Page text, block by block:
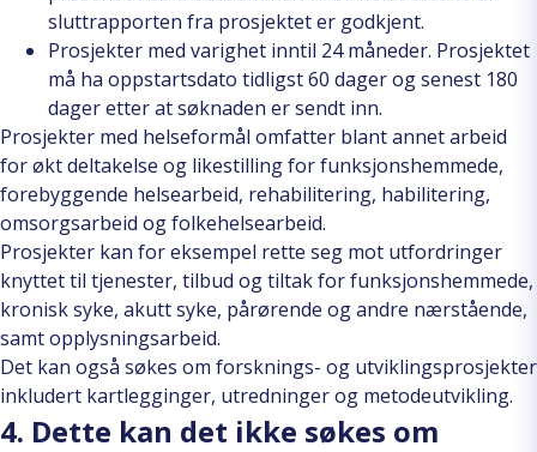
sluttrapporten fra prosjektet er godkjent.
Prosjekter med varighet inntil 24 måneder. Prosjektet
må ha oppstartsdato tidligst 60 dager og senest 180
dager etter at søknaden er sendt inn.
Prosjekter med helseformål omfatter blant annet arbeid
for økt deltakelse og likestilling for funksjonshemmede,
forebyggende helsearbeid, rehabilitering, habilitering,
omsorgsarbeid og folkehelsearbeid.
Prosjekter kan for eksempel rette seg mot utfordringer
knyttet til tjenester, tilbud og tiltak for funksjonshemmede,
kronisk syke, akutt syke, pårørende og andre nærstående,
samt opplysningsarbeid.
Det kan også søkes om forsknings- og utviklingsprosjekter
inkludert kartlegginger, utredninger og metodeutvikling.
4. Dette kan det ikke søkes om